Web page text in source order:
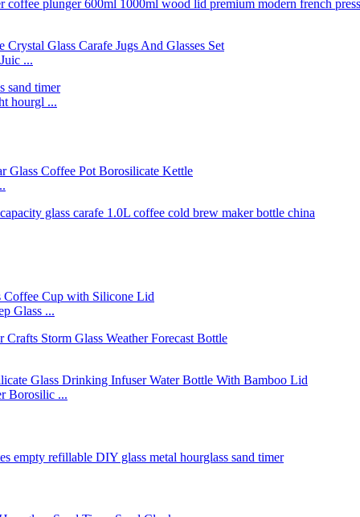
...
hourgl ...
Glass ...
Borosilic ...